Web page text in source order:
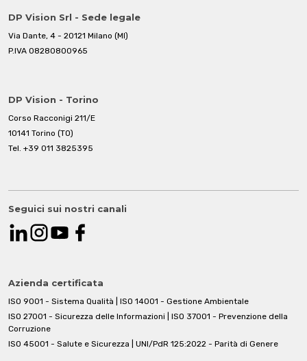
DP Vision Srl - Sede legale
Via Dante, 4 - 20121 Milano (MI)
P.IVA 08280800965
DP Vision - Torino
Corso Racconigi 211/E
10141 Torino (TO)
Tel. +39 011 3825395
Azienda certificata
ISO 9001 - Sistema Qualità | ISO 14001 - Gestione Ambientale
ISO 27001 - Sicurezza delle Informazioni | ISO 37001 - Prevenzione della
Corruzione
ISO 45001 - Salute e Sicurezza | UNI/PdR 125:2022 - Parità di Genere
Seguici sui nostri canali